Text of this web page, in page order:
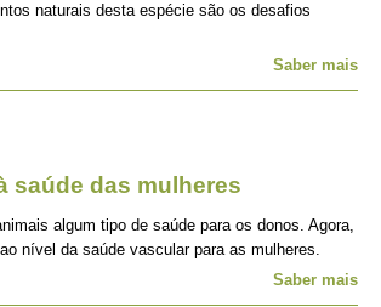
naturais desta espécie são os desafios
Saber mais
saúde das mulheres
algum tipo de saúde para os donos. Agora,
nível da saúde vascular para as mulheres.
Saber mais